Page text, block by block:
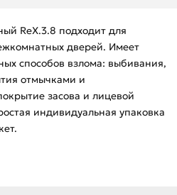
RеХ.3.8 подходит для
дверей. Имеет
способов взлома: выбивания,
отмычками и
засова и лицевой
индивидуальная упаковка